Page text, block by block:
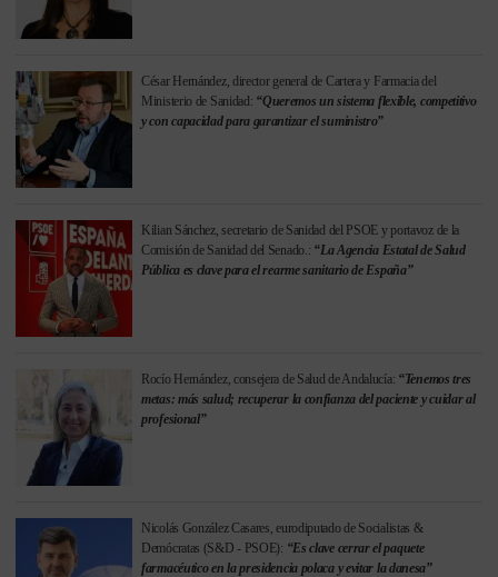
César Hernández, director general de Cartera y Farmacia del
Ministerio de Sanidad: “Queremos un sistema flexible, competitivo
y con capacidad para garantizar el suministro”
Kilian Sánchez, secretario de Sanidad del PSOE y portavoz de la
Comisión de Sanidad del Senado.: “La Agencia Estatal de Salud
Pública es clave para el rearme sanitario de España”
Rocío Hernández, consejera de Salud de Andalucía: “Tenemos tres
metas: más salud; recuperar la confianza del paciente y cuidar al
profesional”
Nicolás González Casares, eurodiputado de Socialistas &
Demócratas (S&D - PSOE): “Es clave cerrar el paquete
farmacéutico en la presidencia polaca y evitar la danesa”